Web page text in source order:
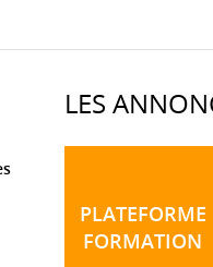
LES
PLATEFORME
FORMATION